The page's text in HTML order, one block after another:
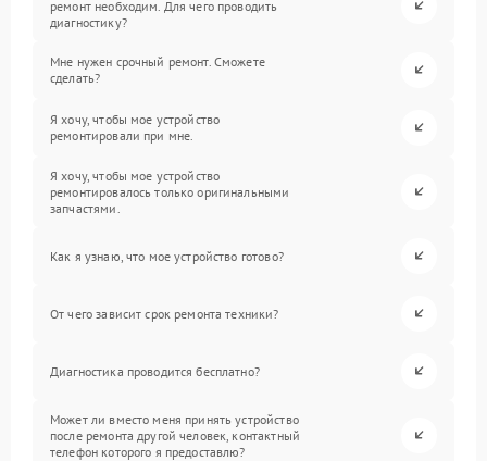
ремонт необходим. Для чего проводить
диагностику?
Мне нужен срочный ремонт. Сможете
сделать?
Я хочу, чтобы мое устройство
ремонтировали при мне.
Я хочу, чтобы мое устройство
ремонтировалось только оригинальными
запчастями.
Как я узнаю, что мое устройство готово?
От чего зависит срок ремонта техники?
Диагностика проводится бесплатно?
Может ли вместо меня принять устройство
после ремонта другой человек, контактный
телефон которого я предоставлю?